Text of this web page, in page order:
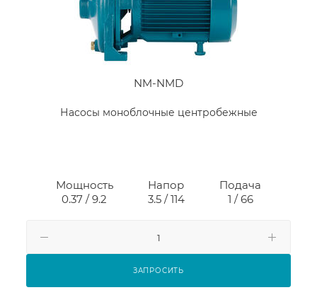
NM-NMD
Насосы моноблочные центробежные
Мощность
0.37 / 9.2
Напор
3.5 / 114
Подача
1 / 66
ЗАПРОСИТЬ